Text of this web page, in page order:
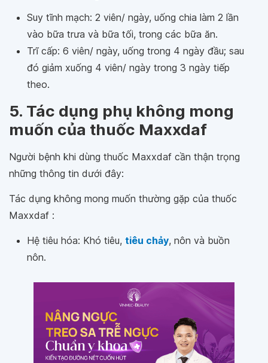
Suy tĩnh mạch: 2 viên/ ngày, uống chia làm 2 lần
vào bữa trưa và bữa tối, trong các bữa ăn.
Trĩ cấp: 6 viên/ ngày, uống trong 4 ngày đầu; sau
đó giảm xuống 4 viên/ ngày trong 3 ngày tiếp
theo.
5. Tác dụng phụ không mong
muốn của thuốc Maxxdaf
Người bệnh khi dùng thuốc Maxxdaf cần thận trọng
những thông tin dưới đây:
Tác dụng không mong muốn thường gặp của thuốc
Maxxdaf :
Hệ tiêu hóa: Khó tiêu, tiêu chảy, nôn và buồn
nôn.